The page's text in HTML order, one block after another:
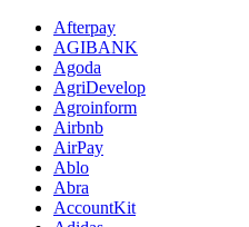
Afterpay
AGIBANK
Agoda
AgriDevelop
Agroinform
Airbnb
AirPay
Ablo
Abra
AccountKit